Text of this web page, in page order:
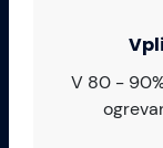
V 80 -